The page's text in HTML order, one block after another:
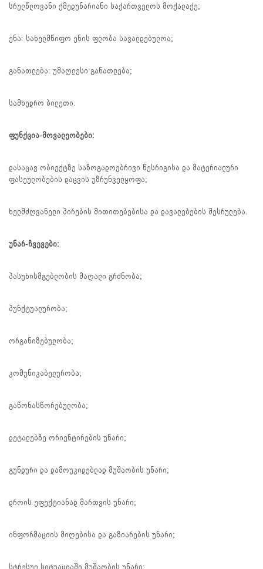
სრულწლოვანი ქმედუნარიანი საქართველოს მოქალაქე;
ენა: სახელმწიფო ენის ფლობა სავალდებულოა;
განათლება: უმაღლესი განათლება;
სამხედრო ბილეთი.
ფუნქცია-მოვალეობები:
დასაცავ ობიექტზე საზოგადოებრივი წესრიგისა და მატერიალური
ფასეულობების დაცვის უზრუნველყოფა;
ხელმძღვანელი პირების მითითებებისა და დავალებების შესრულება.
უნარ-ჩვევები:
პასუხისმგებლობის მაღალი გრძნობა;
პუნქტუალურობა;
ორგანიზებულობა;
კომუნიკაბელურობა;
გაწონასწორებულობა;
დეტალებზე ორიენტირების უნარი;
გუნდური და დამოუკიდებლად მუშაობის უნარი;
დროის ეფექტიანად მართვის უნარი;
ინფორმაციის მიღებისა და გაზიარების უნარი;